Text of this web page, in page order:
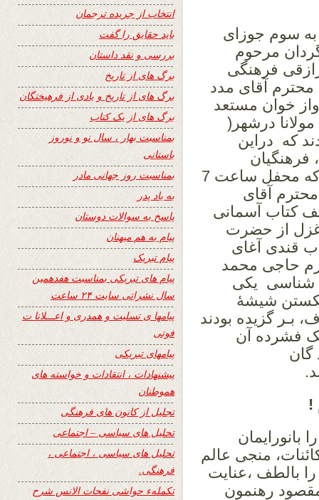
است به سوم جوزای
مرحوم
فرهنگی
محترم آقای مدد
خوان مستعد
درشهر(
که دراین
فرهنگیان
ودیگرهموطنان عزیز اشتراک نموده بودند که محفل ساعت 7
محترم آقای
کتاب آسمانی
غزل از حضرت
قندی آغای
حاجی محمد
شناسی یکی
شیشۀ
بـر گزیده بودند
فشرده آن
گان
!
منجی عالم
،عنایت
رهنمون
انتخاب از جریده ترجمان
باید حقایق را گفت
بررسی و نقد داستان
برگ های از تاریخ
برگ های از تاریخ و یادی از فرهیختگان
برگ های از یک کتاب
بمناسبت بهار ، سال نو و نوروز
باستانی
بمناسبت روز جهانی مادر
به یاد پدر
پاسخ به سوالات دوستان
پیام به هم میهنان
پیام تبریک
پیام های تبریکی بمناسبت هفدهمین
سال نشراتی سایت ۲۴ ساعت
پیامها ی تسلیت و همدری و اعـــلانا ت
فوتی
پیامهای تبریکی
پیشنهادات ، انتقادات و خواسته های
هموطنان
تجلیل از کانون های فرهنگی
تحلیل های سیاسی – اجتماعی
تحلیل های سیاسی ، اجتماعی ،
فرهنگی.
تکملهء حواشی نفحات الانس شرح